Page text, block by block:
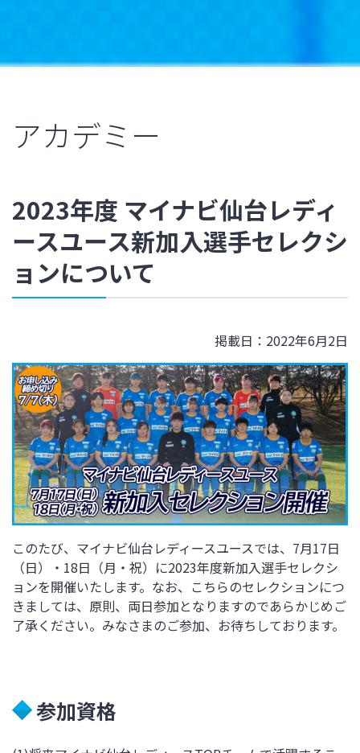
アカデミー
2023年度 マイナビ仙台レディ
ースユース新加入選手セレクシ
ョンについて
掲載日：2022年6月2日
このたび、マイナビ仙台レディースユースでは、7月17日
（日）・18日（月・祝）に2023年度新加入選手セレクシ
ョンを開催いたします。なお、こちらのセレクションにつ
きましては、原則、両日参加となりますのであらかじめご
了承ください。みなさまのご参加、お待ちしております。
参加資格